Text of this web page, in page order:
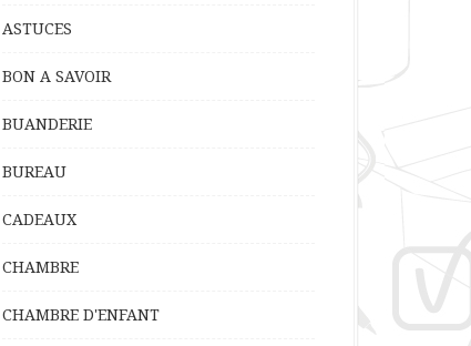
ASTUCES
BON A SAVOIR
BUANDERIE
BUREAU
CADEAUX
CHAMBRE
CHAMBRE D'ENFANT